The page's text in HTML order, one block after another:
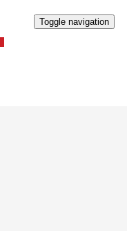
Toggle navigation